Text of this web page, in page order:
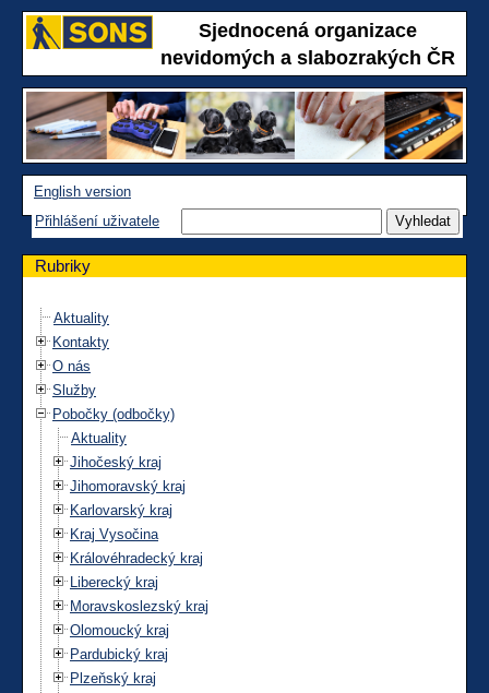
Sjednocená organizace
nevidomých a slabozrakých ČR
English version
Přihlášení uživatele
Rubriky
Aktuality
Kontakty
O nás
Služby
Pobočky (odbočky)
Aktuality
Jihočeský kraj
Jihomoravský kraj
Karlovarský kraj
Kraj Vysočina
Královéhradecký kraj
Liberecký kraj
Moravskoslezský kraj
Olomoucký kraj
Pardubický kraj
Plzeňský kraj